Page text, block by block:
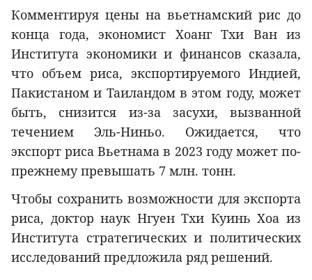
Комментируя цены на вьетнамский рис до
конца года, экономист Хоанг Тхи Ван из
Института экономики и финансов сказала,
что объем риса, экспортируемого Индией,
Пакистаном и Таиландом в этом году, может
быть, снизится из-за засухи, вызванной
течением Эль-Ниньо. Ожидается, что
экспорт риса Вьетнама в 2023 году может по-
прежнему превышать 7 млн. тонн.
Чтобы сохранить возможности для экспорта
риса, доктор наук Нгуен Тхи Куинь Хоа из
Института стратегических и политических
исследований предложила ряд решений.